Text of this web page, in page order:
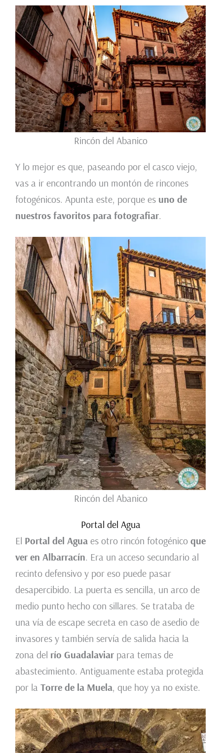
Rincón del Abanico
Y lo mejor es que, paseando por el casco viejo,
vas a ir encontrando un montón de rincones
fotogénicos. Apunta este, porque es uno de
nuestros favoritos para fotografiar.
Rincón del Abanico
Portal del Agua
El Portal del Aguaes otro rincón fotogénico que
ver en Albarracín. Era un acceso secundario al
recinto defensivo y por eso puede pasar
desapercibido. La puerta es sencilla, un arco de
medio punto hecho con sillares. Se trataba de
una vía de escape secreta en caso de asedio de
invasores y también servía de salida hacia la
zona del río Guadalaviarpara temas de
abastecimiento. Antiguamente estaba protegida
por la Torre de la Muela, que hoy ya no existe.